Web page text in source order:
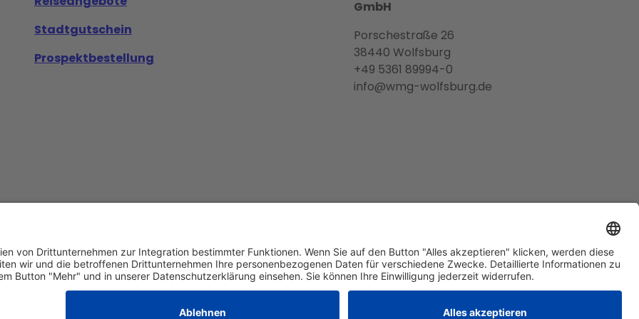
Stadtgutschein
Prospektbestellung
GmbH
Porschestraße 26
38440 Wolfsburg
+49 5361 89994-0
info@wmg-wolfsburg.de